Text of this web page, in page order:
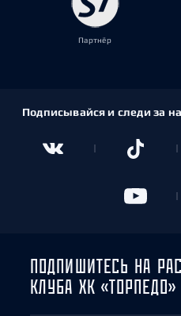
Партнёр
Подписывайся и следи за
ПОДПИШИТЕСЬ НА
КЛУБА ХК «ТОРПЕДО»